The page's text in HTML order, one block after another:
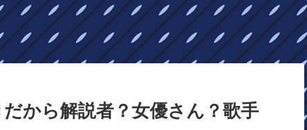
から解説者？女優さん？歌手